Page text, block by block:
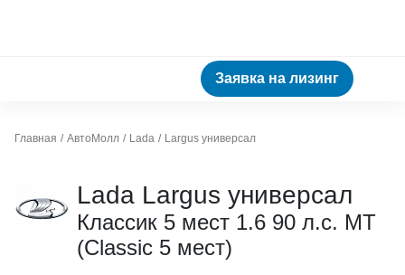
Заявка на лизинг
Главная АвтоМолл Lada Largus универсал
Lada Largus универсал
Классик 5 мест 1.6 90 л.с. МТ
(Classic 5 мест)